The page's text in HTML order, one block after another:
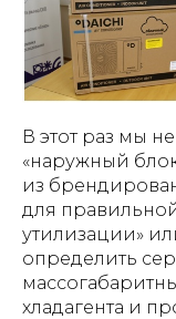
В этот раз мы
«наружный
из
для
утилизации»
определить
хладагента и